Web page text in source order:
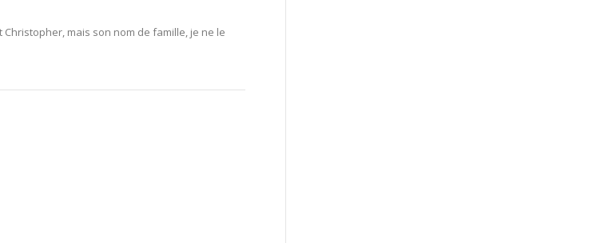
Christopher, mais son nom de famille, je ne le